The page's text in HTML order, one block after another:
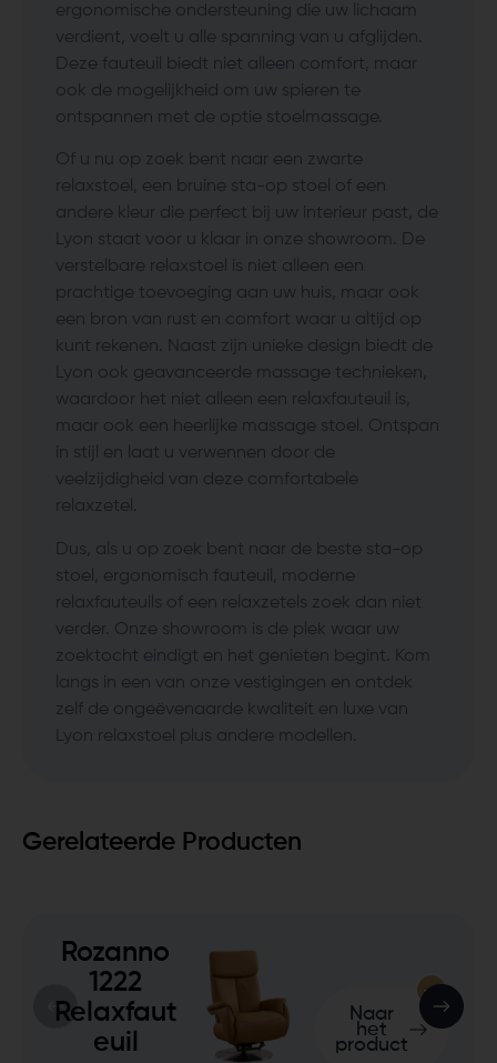
ergonomische ondersteuning die uw lichaam
verdient, voelt u alle spanning van u afglijden.
Deze fauteuil biedt niet alleen comfort, maar
ook de mogelijkheid om uw spieren te
ontspannen met de optie stoelmassage.
Of u nu op zoek bent naar een zwarte
relaxstoel, een bruine sta-op stoel of een
andere kleur die perfect bij uw interieur past, de
Lyon staat voor u klaar in onze showroom. De
verstelbare relaxstoel is niet alleen een
prachtige toevoeging aan uw huis, maar ook
een bron van rust en comfort waar u altijd op
kunt rekenen. Naast zijn unieke design biedt de
Lyon ook geavanceerde massage technieken,
waardoor het niet alleen een relaxfauteuil is,
maar ook een heerlijke massage stoel. Ontspan
in stijl en laat u verwennen door de
veelzijdigheid van deze comfortabele
relaxzetel.
Dus, als u op zoek bent naar de beste sta-op
stoel, ergonomisch fauteuil, moderne
relaxfauteuils of een relaxzetels zoek dan niet
verder. Onze showroom is de plek waar uw
zoektocht eindigt en het genieten begint. Kom
langs in een van onze vestigingen en ontdek
zelf de ongeëvenaarde kwaliteit en luxe van
Lyon relaxstoel plus andere modellen.
Gerelateerde Producten
Rozanno
1222
Relaxfaut
euil
Naar
het
product